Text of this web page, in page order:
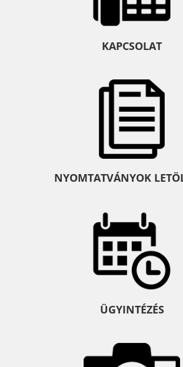
KAPCSOLAT
NYOMTATVÁNYOK
ÜGYINTÉZÉS